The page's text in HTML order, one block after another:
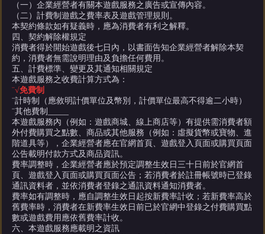
（一）企業經營者有關本遊戲服務之廣告或宣傳內容。
（二）計費制遊戲之費率表及遊戲管理規則。
本契約條款如有疑義時，應為消費者有利之解釋。
四、契約解除權規定
消費者得於開始遊戲後七日內，以書面告知企業經營者解除本契
約，消費者無需說明理由及負擔任何費用。
五、計費標準、變更及其通知相關規定
本遊戲服務之收費計算方式為：
¨√免費制
¨計時制（應敘明計價單位及幣別，計價單位最高不得逾二小時）
¨其他費制
本遊戲服務內（例如：遊戲商城、線上商店等）有提供需消費者額
外付費購買之點數、商品或其他服務（例如：虛擬貨幣或寶物、進
階道具等），企業經營者應在官網首頁、遊戲登入頁面或購買頁面
公告載明付款方式及商品資訊。
費率調整時，企業經營者應於預定調整生效日三十日前於官網首
頁、遊戲登入頁面或購買頁面公告；若消費者於註冊帳號時已登錄
通訊資料者，並依消費者登錄之通訊資料通知消費者。
費率如有調整時，應自調整生效日起按新費率計收；若新費率高於
舊費率時，消費者在新費率生效日前已於官網中登錄之付費購買點
數或遊戲費用應依舊費率計收。
六、本遊戲服務應載明之資訊